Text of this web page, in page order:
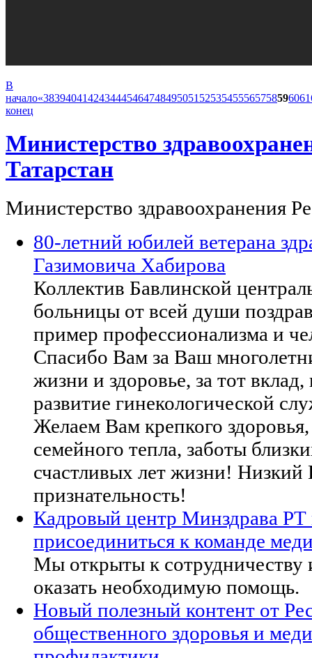
В
начало«3839404142434445464748495051 52535455565758596061
конец
Министерство
Татарстан
Министерство здравоохранения
80-летний юбилей ветерана
Газимовича Хабирова
Коллектив Бавлинской
больницы от всей души
пример профессионализма и
Спасибо Вам за Ваш
жизни и здоровье, за тот
развитие гинекологической
Желаем Вам крепкого
семейного тепла, заботы
счастливых лет жизни!
признательность!
Кадровый центр Минздрава РТ
присоединиться к команде
Мы открыты к сотрудничеству
оказать необходимую помощь.
Новый полезный контент от
общественного здоровья и